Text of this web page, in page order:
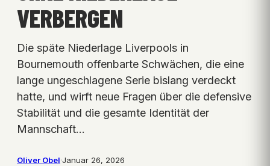
VERBERGEN
Die späte Niederlage Liverpools in
Bournemouth offenbarte Schwächen, die eine
lange ungeschlagene Serie bislang verdeckt
hatte, und wirft neue Fragen über die defensive
Stabilität und die gesamte Identität der
Mannschaft…
Oliver Obel·Januar 26, 2026